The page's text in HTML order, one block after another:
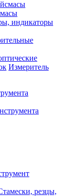
индикаторы
Измеритель
резцы,